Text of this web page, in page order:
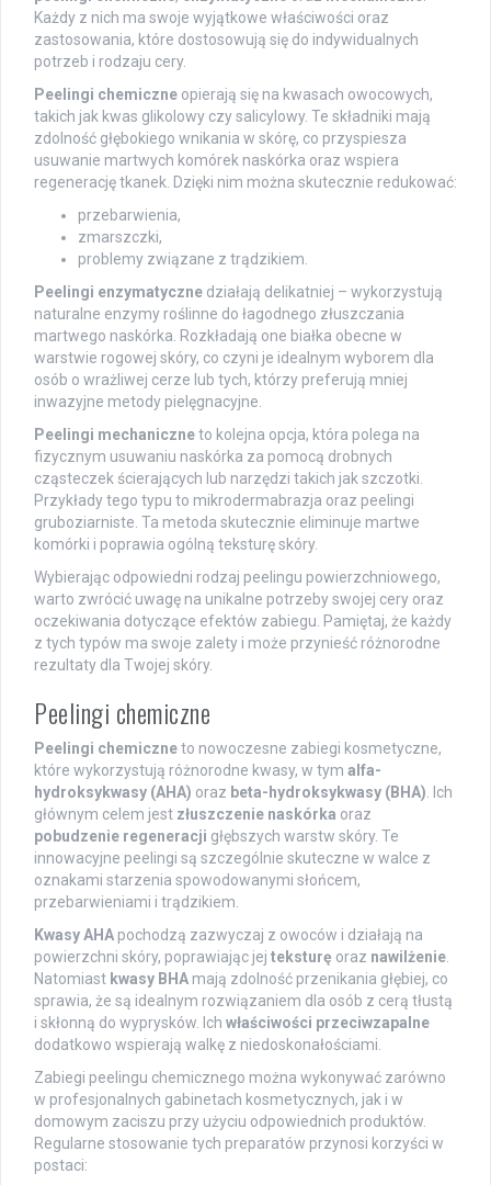
Każdy z nich ma swoje wyjątkowe właściwości oraz
zastosowania, które dostosowują się do indywidualnych
potrzeb i rodzaju cery.
Peelingi chemiczne opierają się na kwasach owocowych,
takich jak kwas glikolowy czy salicylowy. Te składniki mają
zdolność głębokiego wnikania w skórę, co przyspiesza
usuwanie martwych komórek naskórka oraz wspiera
regenerację tkanek. Dzięki nim można skutecznie redukować:
przebarwienia,
zmarszczki,
problemy związane z trądzikiem.
Peelingi enzymatyczne działają delikatniej – wykorzystują
naturalne enzymy roślinne do łagodnego złuszczania
martwego naskórka. Rozkładają one białka obecne w
warstwie rogowej skóry, co czyni je idealnym wyborem dla
osób o wrażliwej cerze lub tych, którzy preferują mniej
inwazyjne metody pielęgnacyjne.
Peelingi mechaniczneto kolejna opcja, która polega na
fizycznym usuwaniu naskórka za pomocą drobnych
cząsteczek ścierających lub narzędzi takich jak szczotki.
Przykłady tego typu to mikrodermabrazja oraz peelingi
gruboziarniste. Ta metoda skutecznie eliminuje martwe
komórki i poprawia ogólną teksturę skóry.
Wybierając odpowiedni rodzaj peelingu powierzchniowego,
warto zwrócić uwagę na unikalne potrzeby swojej cery oraz
oczekiwania dotyczące efektów zabiegu. Pamiętaj, że każdy
z tych typów ma swoje zalety i może przynieść różnorodne
rezultaty dla Twojej skóry.
Peelingi chemiczne
Peelingi chemiczneto nowoczesne zabiegi kosmetyczne,
które wykorzystują różnorodne kwasy, w tym alfa-
hydroksykwasy (AHA) oraz beta-hydroksykwasy (BHA) . Ich
głównym celem jest złuszczenie naskórka oraz
pobudzenie regeneracji głębszych warstw skóry. Te
innowacyjne peelingi są szczególnie skuteczne w walce z
oznakami starzenia spowodowanymi słońcem,
przebarwieniami i trądzikiem.
Kwasy AHA pochodzą zazwyczaj z owoców i działają na
powierzchni skóry, poprawiając jej teksturę oraz nawilżenie
Natomiast kwasy BHA mają zdolność przenikania głębiej, co
sprawia, że są idealnym rozwiązaniem dla osób z cerą tłustą
i skłonną do wyprysków. Ich właściwości przeciwzapalne
dodatkowo wspierają walkę z niedoskonałościami.
Zabiegi peelingu chemicznego można wykonywać zarówno
w profesjonalnych gabinetach kosmetycznych, jak i w
domowym zaciszu przy użyciu odpowiednich produktów.
Regularne stosowanie tych preparatów przynosi korzyści w
postaci: